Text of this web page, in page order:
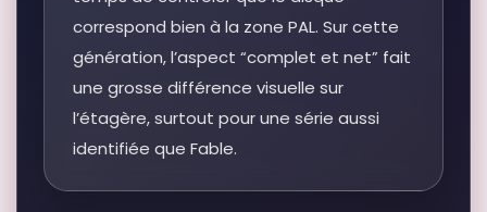
correspond bien à la zone PAL. Sur cette
génération, l’aspect “complet et net” fait
une grosse différence visuelle sur
l’étagère, surtout pour une série aussi
identifiée que Fable.